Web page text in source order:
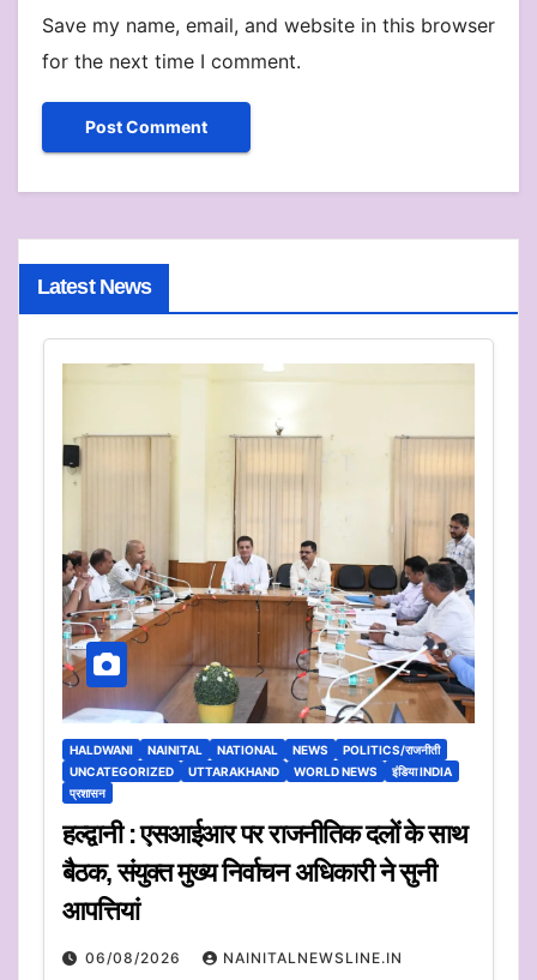
Save my name, email, and website in this browser
for the next time I comment.
Latest News
HALDWANI NAINITAL NATIONAL NEWS
POLITICS/राजनीती
UNCATEGORIZED
UTTARAKHAND WORLD NEWS
इंडिया INDIA
प्रशासन
हल्द्वानी : एसआईआर पर राजनीतिक दलों के साथ
बैठक, संयुक्त मुख्य निर्वाचन अधिकारी ने सुनी
आपत्तियां
06/08/2026 NAINITALNEWSLINE.IN